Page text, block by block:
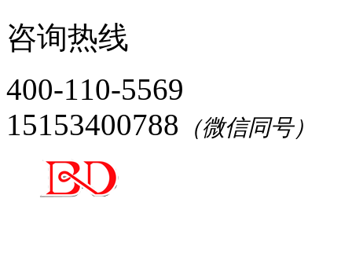
咨询热线
400-110-5569
15153400788 （微信同号）